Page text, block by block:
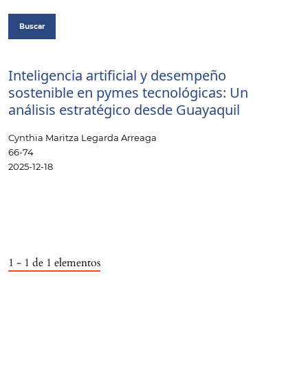
Buscar
Inteligencia artificial y desempeño
sostenible en pymes tecnológicas: Un
análisis estratégico desde Guayaquil
Cynthia Maritza Legarda Arreaga
66-74
2025-12-18
1 - 1 de 1 elementos